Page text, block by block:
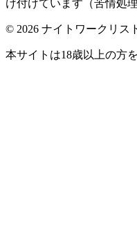
け付けています（苦情処
© 2026 ナイトワークリス
本サイトは18歳以上の方